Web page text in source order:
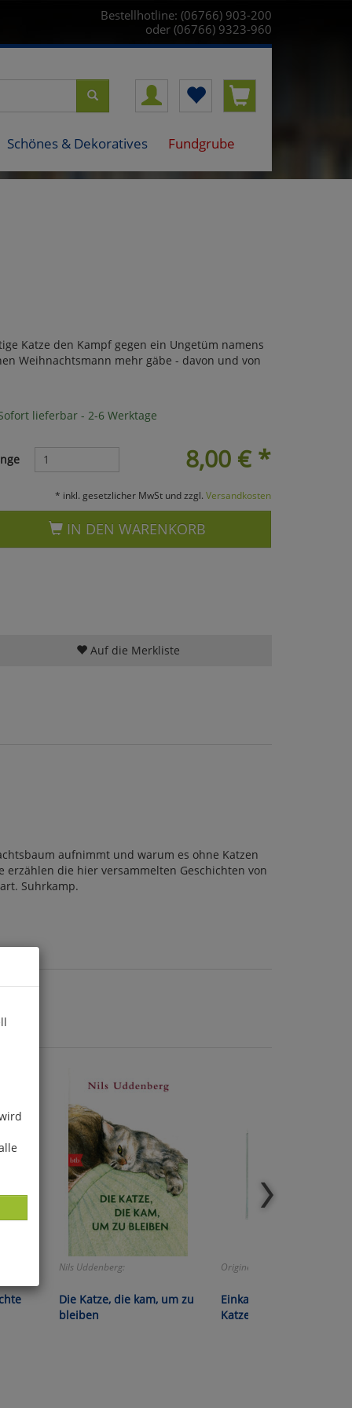
Bestellhotline: (06766) 903-200
oder (06766) 9323-960
Schönes & Dekoratives Fundgrube
Katze den Kampf gegen ein Ungetüm namens
Weihnachtsmann mehr gäbe - davon und von
lieferbar - 2-6 Werktage
8,00 €*
* inkl. gesetzlicher MwSt und zzgl. Versandkosten
IN DEN WARENKORB
Auf die Merkliste
aufnimmt und warum es ohne Katzen
die hier versammelten Geschichten von
Suhrkamp.
Nils Uddenberg:
Die Katze, die kam, um zu
bleiben
Originell und praktisch!
Einkaufstasche
Katze«